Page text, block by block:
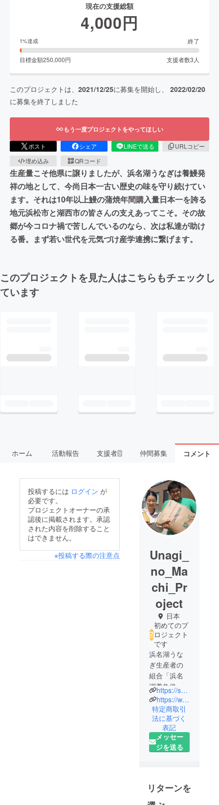
現在の支援総額
4,000円
1%達成 終了
目標金額250,000円 支援者数3 人
このプロジェクトは、 2021/12/25に募集を開始し、 2022/02/20
に募集を終了しました
もう一度プロジェクトをやってほしい
ポスト シェア LINEで送る
URLコピー
埋め込み
QRコード
生産量こそ他県に譲りましたが、浜名湖うなぎは養鰻発
祥の地として、今尚日本一古い歴史の味を守り続けてい
ます。それは10年以上鰻の蒲焼年間購入量日本一を誇る
地元浜松市と湖西市の皆さんの支えあってこそ。その故
郷が今コロナ禍で苦しんでいるのなら、次は私達が助け
る番。まず若い世代を元気づけ産学連携に繋げます。
このプロジェクトを見た人はこちらもチェックし
ています
ホーム 活動報告 支援者3 仲間募集 コメント
投稿するには ログイン が
必要です。
プロジェクトオーナーの承
認後に掲載されます。承認
された内容を削除すること
はできません。
※投稿する際の注意点
Unagi_
no_Ma
chi_Pr
oject
日本
初めてのプ
ロジェクト
です
浜名湖うな
ぎ生産者の
組合「浜名
湖養魚漁業
協同組合」
アンバサ
ダーの古橋
です。
同組合メン
バーらで構
プロジェク
ト実行委員
https://seimankai.hamazo.tv/
https://www.youtube.com/channel/UCyAuAPxS_SWguP2iI-7TIQQ
特定商取引
法に基づく
表記
メッセー
ジを送る
リターンを